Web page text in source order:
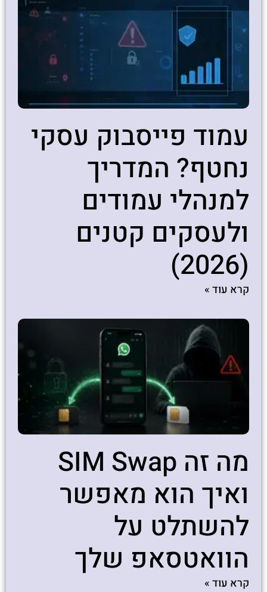
עמוד פייסבוק עסקי
נחטף? המדריך
למנהלי עמודים
ולעסקים קטנים
(2026)
קרא עוד »
מה זה SIM Swap
ואיך הוא מאפשר
להשתלט על
הוואטסאפ שלך
קרא עוד »